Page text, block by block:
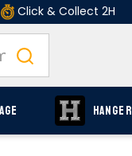
Click & Collect 2H
HANGER